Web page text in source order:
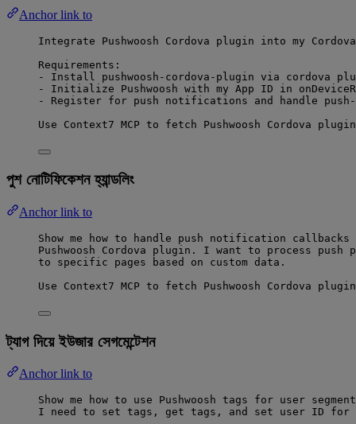
Anchor link to
Integrate Pushwoosh Cordova plugin into my
Requirements:
- Install pushwoosh-cordova-plugin via cordova
- Initialize Pushwoosh with my App ID in
- Register for push notifications and handle
Use Context7 MCP to fetch Pushwoosh Cordova
পুশ নোটিফিকেশন হ্যান্ডলিং
Anchor link to
Show me how to handle push notification
Pushwoosh Cordova plugin. I want to process push
to specific pages based on custom data.
Use Context7 MCP to fetch Pushwoosh Cordova
ট্যাগ দিয়ে ইউজার সেগমেন্টেশন
Anchor link to
Show me how to use Pushwoosh tags for user
I need to set tags, get tags, and set user ID for